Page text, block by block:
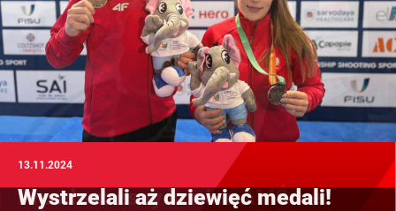
12.09.2024
Przedwczesny koniec AMŚ we